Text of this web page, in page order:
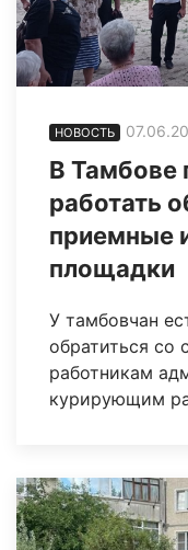
НОВОСТЬ
В Тамбове
работать
приемные
площадки
У тамбовчан
обратиться со
работникам
курирующим